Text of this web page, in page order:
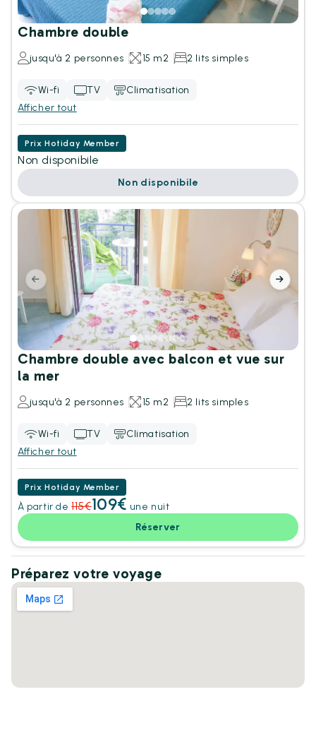
Chambre double
jusqu'à 2 personnes 15 m2 2 lits simples
Wi-fi TV
Climatisation
Afficher tout
Prix Hotiday Member
Non disponibile
Non disponibile
Chambre double avec balcon et vue sur
la mer
jusqu'à 2 personnes 15 m2 2 lits simples
Wi-fi TV
Climatisation
Afficher tout
Prix Hotiday Member
À partir de 115€109€ une nuit
Réserver
Préparez votre voyage